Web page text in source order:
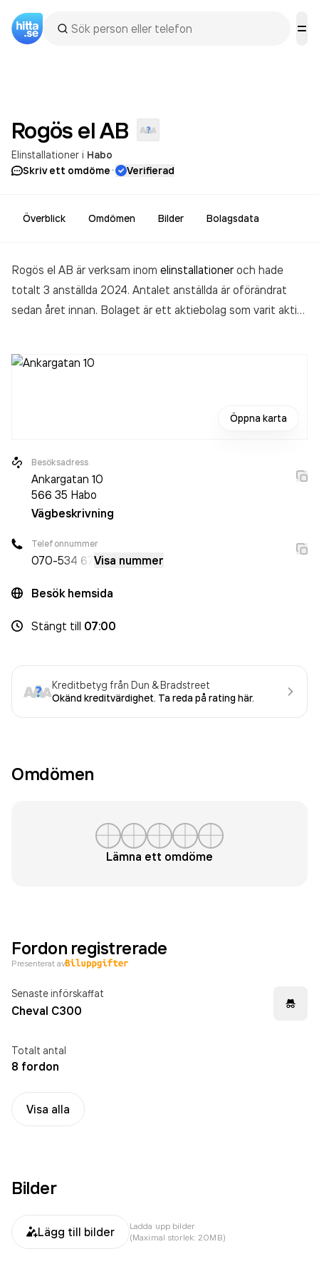
Rogös elAB
Elinstallationer i Habo
Skriv ett omdöme· Verifierad
Överblick Omdömen Bilder Bolagsdata
Rogös el AB är verksam inom elinstallationeroch hade
totalt 3 anställda 2024. Antalet anställda är oförändrat
sedan året innan. Bolaget är ett aktiebolag som varit aktivt
Öppna karta
Besöksadress
Ankargatan 10
566 35 Habo
Vägbeskrivning
Telefonnummer
070-534 67 Visa nummer
Besök hemsida
Stängt till 07:00
Kreditbetyg från Dun & Bradstreet
Okänd kreditvärdighet. Ta reda på rating här.
Omdömen
Lämna ett omdöme
Fordon registrerade
Presenterat av
Senaste införskaffat
Cheval C300
Totalt antal
8 fordon
Visa alla
Bilder
Lägg till bilder
Ladda upp bilder
(Maximal storlek: 20MB)